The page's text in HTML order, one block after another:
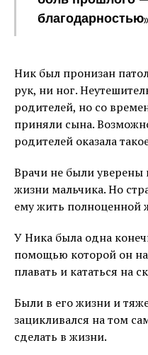
Ник был пронизан
рук, ни ног.
родителей, но со
приняли сына.
родителей оказала
Врачи не были
жизни мальчика. Но
ему жить полноценной
У Ника была одна
помощью которой он
плавать и кататься на
Были в его жизни и
зацикливался на том
сделать в жизни.